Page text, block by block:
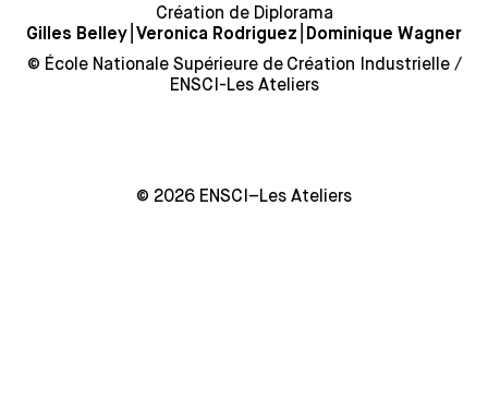
Création de Diplorama
Gilles Belley Veronica Rodriguez Dominique Wagner
© École Nationale Supérieure de Création Industrielle /
ENSCI-Les Ateliers
© 2026 ENSCI–Les Ateliers